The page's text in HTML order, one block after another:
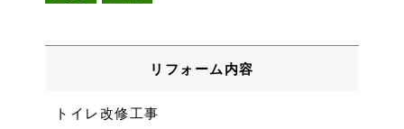
リフォーム内容
トイレ改修工事